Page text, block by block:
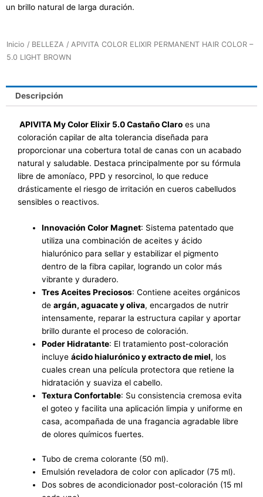
un brillo natural de larga duración.
Inicio / BELLEZA / APIVITA COLOR ELIXIR PERMANENT HAIR COLOR –
5.0 LIGHT BROWN
Descripción
APIVITA My Color Elixir 5.0 Castaño Claro es una
coloración capilar de alta tolerancia diseñada para
proporcionar una cobertura total de canas con un acabado
natural y saludable. Destaca principalmente por su fórmula
libre de amoníaco, PPD y resorcinol, lo que reduce
drásticamente el riesgo de irritación en cueros cabelludos
sensibles o reactivos.
Innovación Color Magnet: Sistema patentado que
utiliza una combinación de aceites y ácido
hialurónico para sellar y estabilizar el pigmento
dentro de la fibra capilar, logrando un color más
vibrante y duradero.
Tres Aceites Preciosos: Contiene aceites orgánicos
deargán, aguacate y oliva, encargados de nutrir
intensamente, reparar la estructura capilar y aportar
brillo durante el proceso de coloración.
Poder Hidratante: El tratamiento post-coloración
incluyeácido hialurónico y extracto de miel, los
cuales crean una película protectora que retiene la
hidratación y suaviza el cabello.
Textura Confortable: Su consistencia cremosa evita
el goteo y facilita una aplicación limpia y uniforme en
casa, acompañada de una fragancia agradable libre
de olores químicos fuertes.
Tubo de crema colorante (50 ml).
Emulsión reveladora de color con aplicador (75 ml).
Dos sobres de acondicionador post-coloración (15 ml